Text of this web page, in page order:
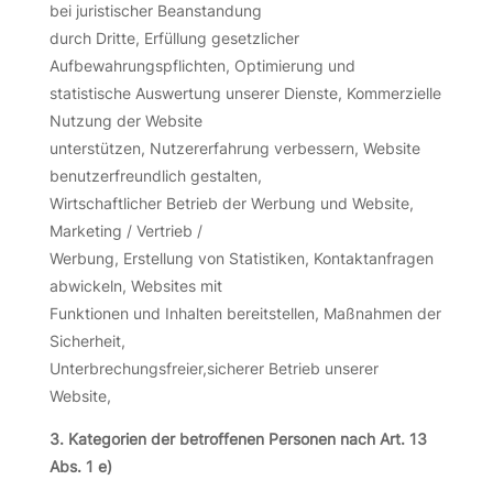
bei juristischer Beanstandung
durch Dritte, Erfüllung gesetzlicher
Aufbewahrungspflichten, Optimierung und
statistische Auswertung unserer Dienste, Kommerzielle
Nutzung der Website
unterstützen, Nutzererfahrung verbessern, Website
benutzerfreundlich gestalten,
Wirtschaftlicher Betrieb der Werbung und Website,
Marketing / Vertrieb /
Werbung, Erstellung von Statistiken, Kontaktanfragen
abwickeln, Websites mit
Funktionen und Inhalten bereitstellen, Maßnahmen der
Sicherheit,
Unterbrechungsfreier,sicherer Betrieb unserer
Website,
3. Kategorien der betroffenen Personen nach Art. 13
Abs. 1 e)